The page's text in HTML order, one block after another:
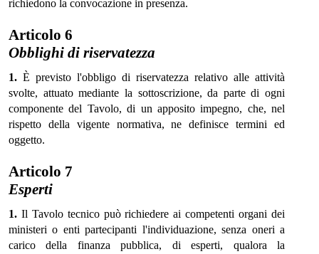
richiedono la convocazione in presenza.
Articolo 6
Obblighi di riservatezza
1. È previsto l'obbligo di riservatezza relativo alle attività
svolte, attuato mediante la sottoscrizione, da parte di ogni
componente del Tavolo, di un apposito impegno, che, nel
rispetto della vigente normativa, ne definisce termini ed
oggetto.
Articolo 7
Esperti
1. Il Tavolo tecnico può richiedere ai competenti organi dei
ministeri o enti partecipanti l'individuazione, senza oneri a
carico della finanza pubblica, di esperti, qualora la